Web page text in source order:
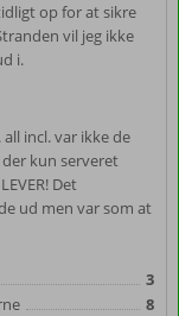
op for at sikre
vil jeg ikke
i.
incl. var ikke de
kun serveret
Det
ud men var som at
3
8